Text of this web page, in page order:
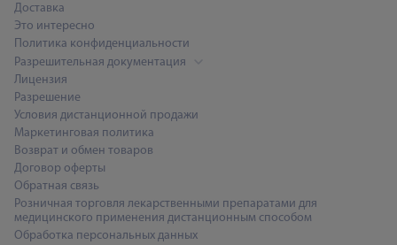
Доставка
Это интересно
Политика конфиденциальности
Разрешительная документация
Лицензия
Разрешение
Условия дистанционной продажи
Маркетинговая политика
Возврат и обмен товаров
Договор оферты
Обратная связь
Розничная торговля лекарственными препаратами для
медицинского применения дистанционным способом
Обработка персональных данных